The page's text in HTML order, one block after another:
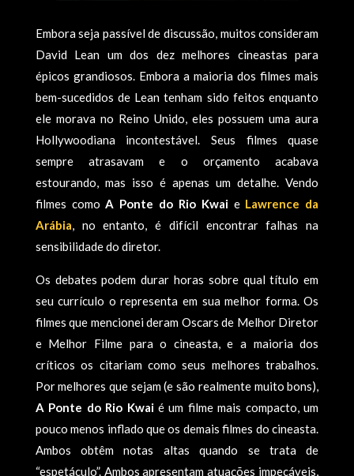
Embora seja passível de discussão, muitos consideram
David Lean um dos dez melhores cineastas para
épicos grandiosos. Embora a maioria dos filmes mais
bem-sucedidos de Lean tenham sido feitos enquanto
ele morava no Reino Unido, eles possuem uma aura
Hollywoodiana incontestável. Seus filmes quase
sempre atrasavam e o orçamento acabava
estourando, mas isso é apenas um detalhe. Vendo
filmes comoA Ponte do Rio Kwaie Lawrence da
Arábia, no entanto, é difícil encontrar falhas na
sensibilidade do diretor.
Os debates podem durar horas sobre qual título em
seu currículo o representa em sua melhor forma. Os
filmes que mencionei deram Oscars de Melhor Diretor
e Melhor Filme para o cineasta, e a maioria dos
críticos os citariam como seus melhores trabalhos.
Por melhores que sejam (e são realmente muito bons),
A Ponte do Rio Kwaié um filme mais compacto, um
pouco menos inflado que os demais filmes do cineasta.
Ambos obtêm notas altas quando se trata de
“espetáculo”. Ambos apresentam atuações impecáveis,